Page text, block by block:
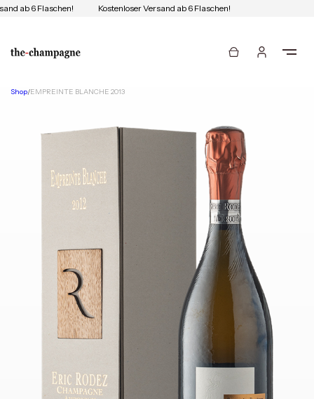
ab 6 Flaschen! Kostenloser Versand ab 6 Flaschen!
Shop/EMPREINTE BLANCHE 2013